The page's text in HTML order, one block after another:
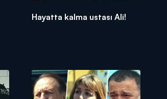
Hayatta kalma ustası Ali!